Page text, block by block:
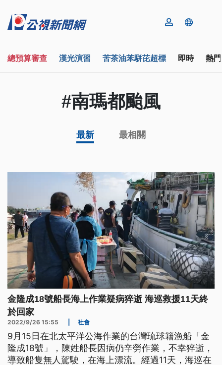
總預算審查 漢光演習 苦茶油苯駢芘超標 即時 熱
#南瑪都颱風
最新 最相關
金隆成18號船長海上作業疑病猝逝 海巡救援11天終
於回家
2022/9/26 15:55 社會
9月15日在北太平洋公海作業的台灣琉球籍漁船「金
隆成18號」，陳姓船長因病仍辛勞作業，不幸猝逝，
導致船隻無人駕駛，在海上漂流。經過11天，海巡在